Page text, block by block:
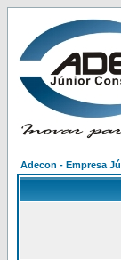
Adecon - Empresa